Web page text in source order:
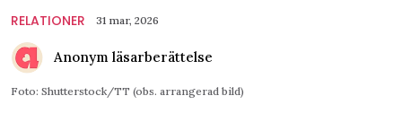
RELATIONER 31 mar, 2026
Anonym läsarberättelse
Foto: Shutterstock/TT (obs. arrangerad bild)